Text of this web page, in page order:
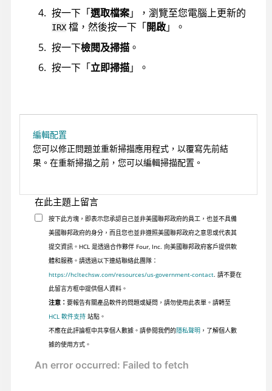
按一下「選取檔案」，瀏覽至您電腦上更新的
IRX 檔，然後按一下「開啟」。
按一下檢閱及掃描 。
按一下「立即掃描」。
編輯配置
您可以修正問題並重新掃描應用程式，以覆寫先前結
果。在重新掃描之前，您可以編輯掃描配置。
在此主題上留言
按下此方塊，即表示您承認自己並非美國聯邦政府的員工，也並不具備
美國聯邦政府的身分，而且您也並非遵照美國聯邦政府之意思或代表其
提交資訊。HCL 是透過合作夥伴 Four, Inc. 向美國聯邦政府客戶提供軟
體和服務。請透過以下連結聯絡此團隊：
https://hcltechsw.com/resources/us-government-contact. 請不要在
此留言方框中提供個人資料。
注意： 要報告有關產品軟件的問題或疑問，請勿使用此表單。請轉至
HCL 軟件支持站點。
不應在此評論框中共享個人數據。請參閱我們的隱私聲明，了解個人數
據的使用方式。